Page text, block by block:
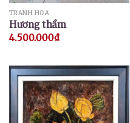
TRANH HOA
Hương thầm
4.500.000₫